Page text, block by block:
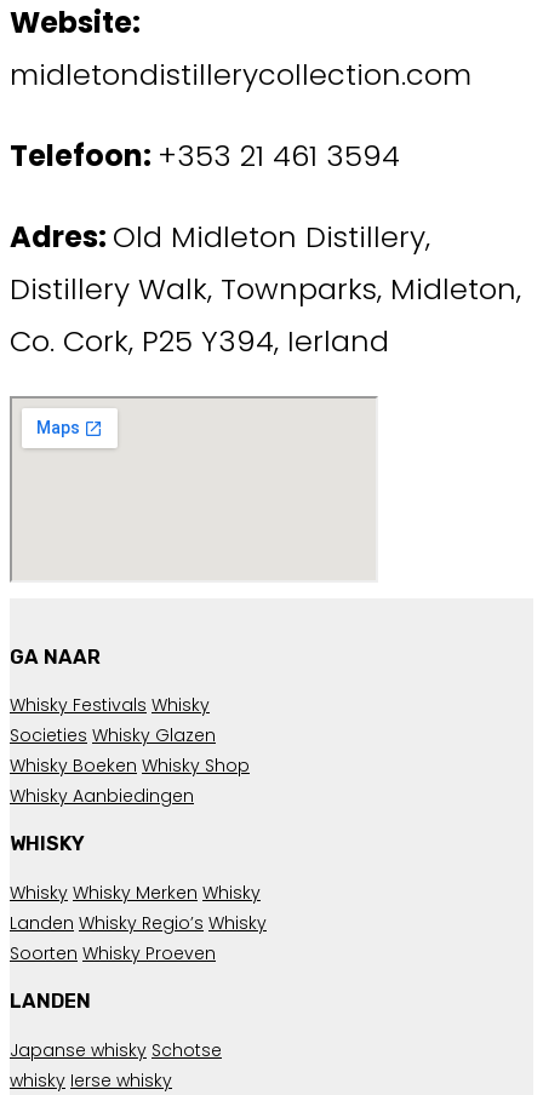
Website:
midletondistillerycollection.com
Telefoon: +353 21 461 3594
Adres: Old Midleton Distillery,
Distillery Walk, Townparks, Midleton,
Co. Cork, P25 Y394, Ierland
GA NAAR
Whisky Festivals Whisky
Societies Whisky Glazen
Whisky Boeken Whisky Shop
Whisky Aanbiedingen
WHISKY
Whisky Whisky Merken Whisky
Landen Whisky Regio’s Whisky
Soorten Whisky Proeven
LANDEN
Japanse whisky Schotse
whisky Ierse whisky